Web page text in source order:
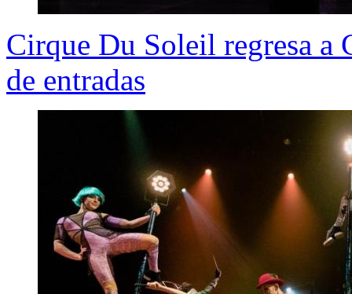
Cirque Du Soleil regresa a
de entradas